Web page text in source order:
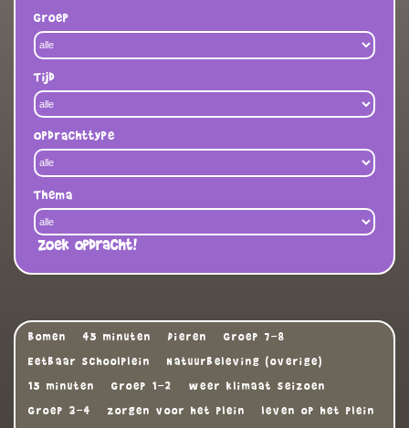
Groep
Tijd
Opdrachttype
Thema
Zoek opdracht!
Bomen 45 minuten Dieren
Groep 7-8
Eetbaar schoolplein
Natuurbeleving (overige)
15 minuten
Groep 1-2
weer klimaat seizoen
Groep 3-4
zorgen voor het plein
leven op het plein